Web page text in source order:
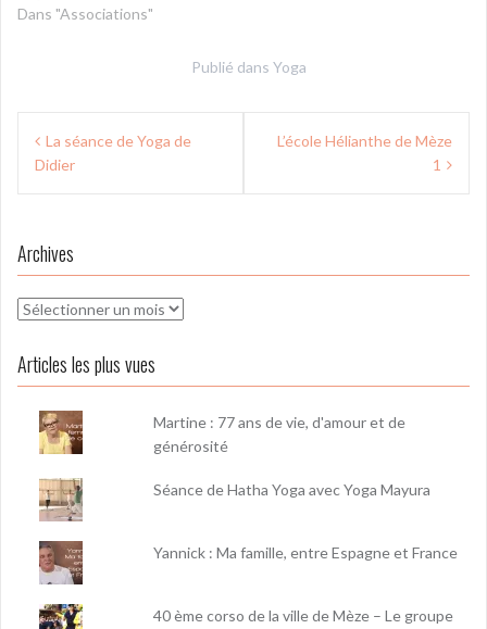
Dans "Associations"
Publié dans Yoga
Navigation
deLa séance de Yoga de
Didier
L’école Hélianthe de Mèze
1
Archives
Archives
Articles les plus vues
Martine : 77 ans de vie, d'amour et de
générosité
Séance de Hatha Yoga avec Yoga Mayura
Yannick : Ma famille, entre Espagne et France
40 ème corso de la ville de Mèze – Le groupe